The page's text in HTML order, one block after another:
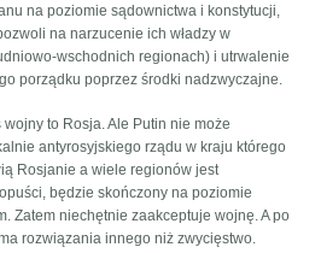
na poziomie sądownictwa i konstytucji,
na narzucenie ich władzy w
wschodnich regionach) i utrwalenie
porządku poprzez środki nadzwyczajne.
to Rosja. Ale Putin nie może
antyrosyjskiego rządu w kraju którego
Rosjanie a wiele regionów jest
będzie skończony na poziomie
Zatem niechętnie zaakceptuje wojnę. A po
rozwiązania innego niż zwycięstwo.